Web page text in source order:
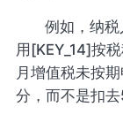
例如，纳
用[KEY_14]按
月增值税未按
分，而不是扣去